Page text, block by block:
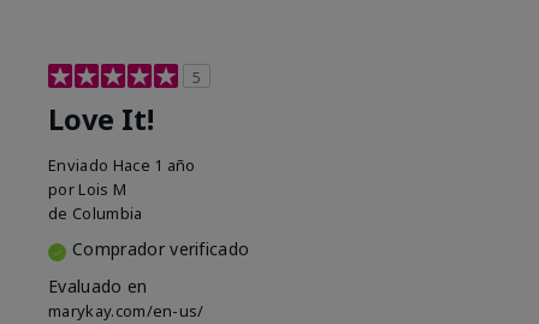
5
Love It!
Enviado Hace 1 año
por Lois M
de Columbia
Comprador verificado
Evaluado en
marykay.com/en-us/